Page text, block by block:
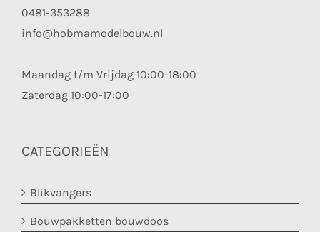
0481-353288
info@hobmamodelbouw.nl
Maandag t/m Vrijdag 10:00-18:00
Zaterdag 10:00-17:00
CATEGORIEËN
Blikvangers
Bouwpakketten bouwdoos